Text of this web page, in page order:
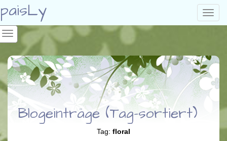
paisLy
Blogeinträge (Tag-sortiert)
Tag: floral